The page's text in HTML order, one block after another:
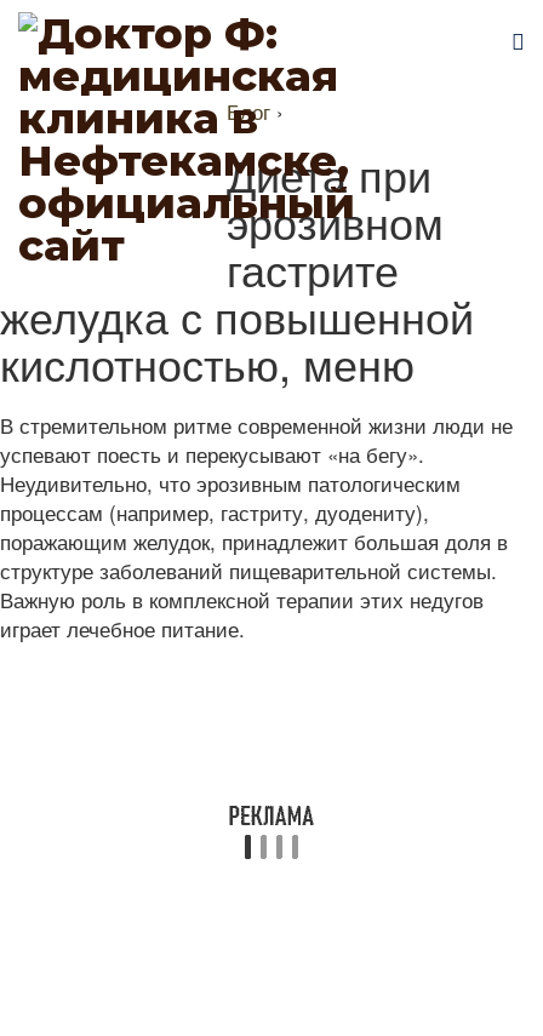
Блог ›
Диета при
эрозивном
гастрите
желудка с повышенной
кислотностью, меню
В стремительном ритме современной жизни люди не
успевают поесть и перекусывают «на бегу».
Неудивительно, что эрозивным патологическим
процессам (например, гастриту, дуодениту),
поражающим желудок, принадлежит большая доля в
структуре заболеваний пищеварительной системы.
Важную роль в комплексной терапии этих недугов
играет лечебное питание.